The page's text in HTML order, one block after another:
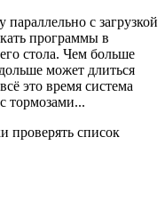
параллельно с загрузкой
программы в
стола. Чем больше
может длиться
это время система
тормозами...
проверять список